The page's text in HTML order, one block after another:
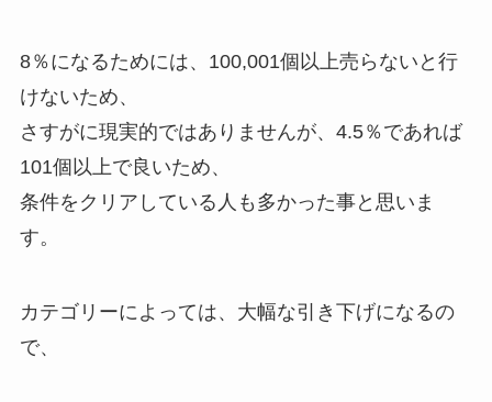
8％になるためには、100,001個以上売らないと行
けないため、
さすがに現実的ではありませんが、4.5％であれば
101個以上で良いため、
条件をクリアしている人も多かった事と思いま
す。
カテゴリーによっては、大幅な引き下げになるの
で、